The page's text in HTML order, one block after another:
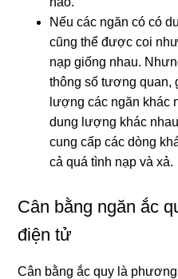
Nếu các ngăn có có
cũng thể được coi
nạp giống nhau.
thông số tương quan,
lượng các ngăn khác
dung lượng khác
cung cấp các dòng
cả quá tình nạp và xả.
Cân bằng ngăn ắc
điện tử
Cân bằng ắc quy là